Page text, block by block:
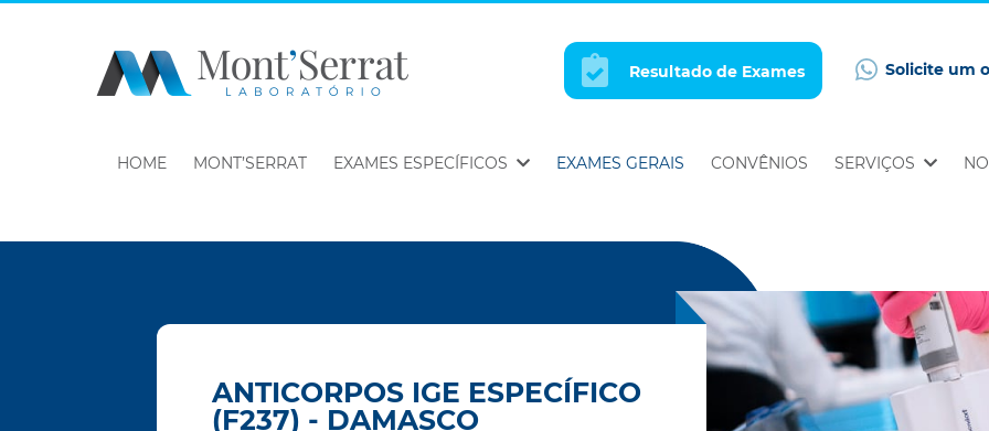
Resultado de Exames Solicite um
HOME MONT’SERRAT EXAMES ESPECÍFICOS EXAMES GERAIS CONVÊNIOS SERVIÇOS
ANTICORPOS IGE ESPECÍFICO
(F237) - DAMASCO